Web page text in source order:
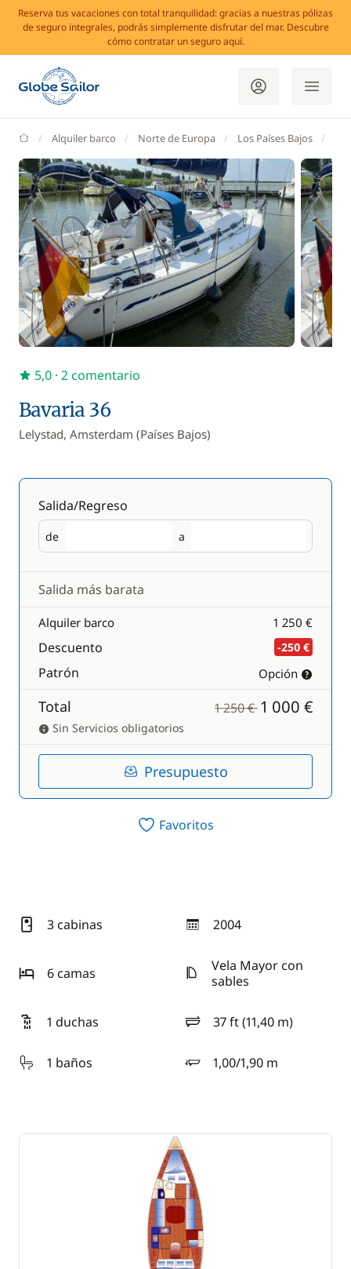
Reserva tus vacaciones con total tranquilidad: gracias a nuestras pólizas
de seguro integrales, podrás simplemente disfrutar del mar. Descubre
cómo contratar un seguro aquí.
GlobeSailor
Alquiler barco Norte de Europa Los Países Bajos
Bavaria 36
Lelystad, Amsterdam (Países Bajos)
5,0 · 2 comentario
Salida/Regreso
de
Salida a
Regreso
Salida más barata
Alquiler barco 1 250 €
Descuento -250 €
Patrón Opción
Total 1 250 €1 000 €
Sin Servicios obligatorios
Presupuesto
Favoritos
3 cabinas 2004
año
6 camas
Vela Mayor con
sables
1 duchas 37 ft (11,40 m)
eslora
1 baños
1,00/1,90 m
calado